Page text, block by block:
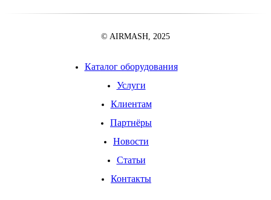
© AIRMASH, 2025
Каталог оборудования
Услуги
Клиентам
Партнёры
Новости
Статьи
Контакты